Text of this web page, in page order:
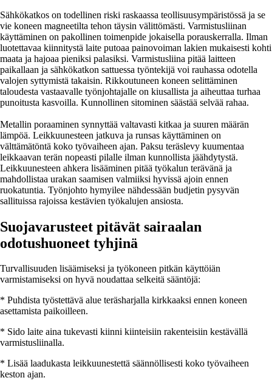
Sähkökatkos on todellinen riski raskaassa teollisuusympäristössä ja se
vie koneen magneetilta tehon täysin välittömästi. Varmistusliinan
käyttäminen on pakollinen toimenpide jokaisella porauskerralla. Ilman
luotettavaa kiinnitystä laite putoaa painovoiman lakien mukaisesti kohti
maata ja hajoaa pieniksi palasiksi. Varmistusliina pitää laitteen
paikallaan ja sähkökatkon sattuessa työntekijä voi rauhassa odotella
valojen syttymistä takaisin. Rikkoutuneen koneen selittäminen
taloudesta vastaavalle työnjohtajalle on kiusallista ja aiheuttaa turhaa
punoitusta kasvoilla. Kunnollinen sitominen säästää selvää rahaa.
Metallin poraaminen synnyttää valtavasti kitkaa ja suuren määrän
lämpöä. Leikkuunesteen jatkuva ja runsas käyttäminen on
välttämätöntä koko työvaiheen ajan. Paksu teräslevy kuumentaa
leikkaavan terän nopeasti pilalle ilman kunnollista jäähdytystä.
Leikkuunesteen ahkera lisääminen pitää työkalun terävänä ja
mahdollistaa urakan saamisen valmiiksi hyvissä ajoin ennen
ruokatuntia. Työnjohto hymyilee nähdessään budjetin pysyvän
sallituissa rajoissa kestävien työkalujen ansiosta.
Suojavarusteet pitävät sairaalan
odotushuoneet tyhjinä
Turvallisuuden lisäämiseksi ja työkoneen pitkän käyttöiän
varmistamiseksi on hyvä noudattaa selkeitä sääntöjä:
* Puhdista työstettävä alue teräsharjalla kirkkaaksi ennen koneen
asettamista paikoilleen.
* Sido laite aina tukevasti kiinni kiinteisiin rakenteisiin kestävällä
varmistusliinalla.
* Lisää laadukasta leikkuunestettä säännöllisesti koko työvaiheen
keston ajan.